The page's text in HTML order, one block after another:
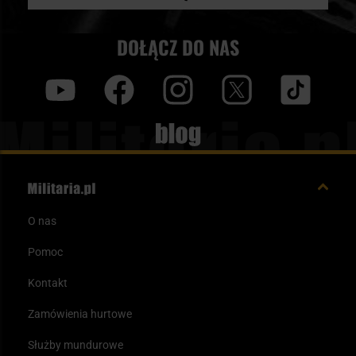
DOŁĄCZ DO NAS
Blog
O nas
Pomoc
Kontakt
Zamówienia hurtowe
Służby mundurowe